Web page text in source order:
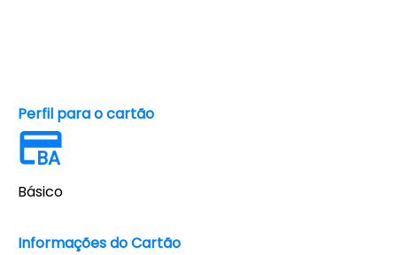
Perfil para o cartão
BA
Básico
Informações do Cartão